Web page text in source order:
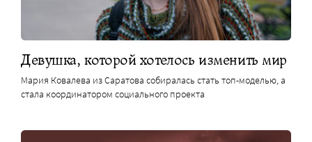
Девушка, которой хотелось изменить мир
Мария Ковалева из Саратова собиралась стать топ-моделью, а
стала координатором социального проекта